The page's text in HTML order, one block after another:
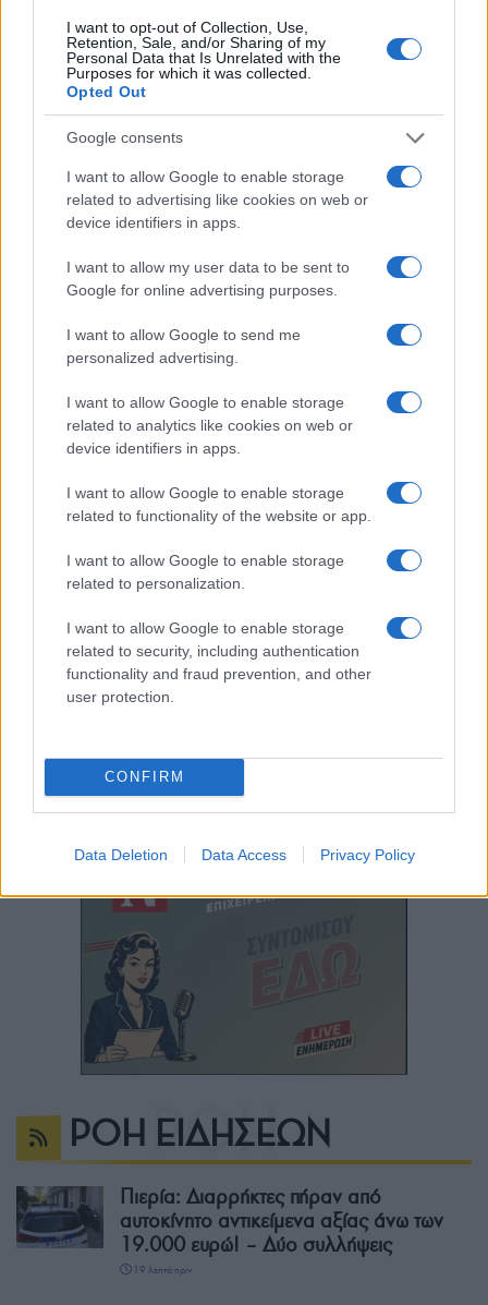
I want to opt-out of Collection, Use,
Retention, Sale, and/or Sharing of my
Personal Data that Is Unrelated with the
Purposes for which it was collected.
Opted Out
Google consents
I want to allow Google to enable storage
related to advertising like cookies on web or
device identifiers in apps.
I want to allow my user data to be sent to
Google for online advertising purposes.
I want to allow Google to send me
personalized advertising.
I want to allow Google to enable storage
related to analytics like cookies on web or
device identifiers in apps.
I want to allow Google to enable storage
related to functionality of the website or app.
I want to allow Google to enable storage
related to personalization.
I want to allow Google to enable storage
related to security, including authentication
functionality and fraud prevention, and other
user protection.
CONFIRM
Data Deletion Data Access Privacy Policy
Θεσσαλονίκη: Μεγάλη εκδήλωση από την Πανελλήνια
Ομοσπονδία Ποντιακών Σωματείων
14/12/2024 - 1:42μμ
ΠΑΡΑΔΟΣΗ
Οι Μωμόγεροι στην Καλλίφυτο Δράμας φορούν τομάρια
ζώων, έχουν κουδούνια και αρχηγό τον Ακρίτα
ΡΟΗ ΕΙΔΗΣΕΩΝ
Πιερία: Διαρρήκτες πήραν από
αυτοκίνητο αντικείμενα αξίας άνω των
19.000 ευρώ! – Δύο συλλήψεις
19 λεπτά πριν